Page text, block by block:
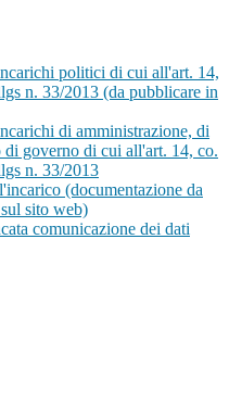
politici di cui all'art. 14,
n. 33/2013 (da pubblicare in
di amministrazione, di
di governo di cui all'art. 14, co.
n. 33/2013
(documentazione da
sito web)
comunicazione dei dati